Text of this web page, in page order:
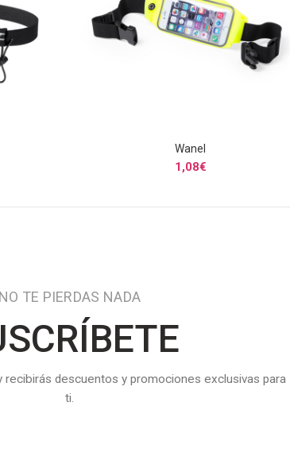
SELECCIONAR OPCIONES
Wanel
1,08€
NO TE PIERDAS NADA
recibirás descuentos y promociones exclusivas para
ti.